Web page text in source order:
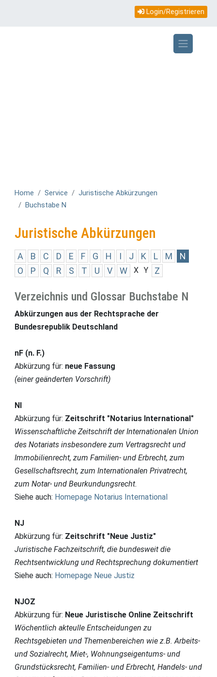
Login/Registrieren
Home Service
Juristische Abkürzungen
Buchstabe N
Juristische Abkürzungen
A B C D E F G H I J K L M
N
O
P Q R S T U V W X Y Z
Verzeichnis und Glossar Buchstabe N
Abkürzungen aus der Rechtsprache der
Bundesrepublik Deutschland
nF (n. F.)
Abkürzung für: neue Fassung
(einer geänderten Vorschrift)
NI
Abkürzung für: Zeitschrift "Notarius International"
Wissenschaftliche Zeitschrift der Internationalen Union
des Notariats insbesondere zum Vertragsrecht und
Immobilienrecht, zum Familien- und Erbrecht, zum
Gesellschaftsrecht, zum Internationalen Privatrecht,
zum Notar- und Beurkundungsrecht.
Siehe auch: Homepage Notarius International
NJ
Abkürzung für: Zeitschrift "Neue Justiz"
Juristische Fachzeitschrift, die bundesweit die
Rechtsentwicklung und Rechtsprechung dokumentiert
Siehe auch: Homepage Neue Justiz
NJOZ
Abkürzung für: Neue Juristische Online Zeitschrift
Wöchentlich akteulle Entscheidungen zu
Rechtsgebieten und Themenbereichen wie z.B. Arbeits-
und Sozialrecht, Miet-, Wohnungseigentums- und
Grundstücksrecht, Familien- und Erbrecht, Handels- und